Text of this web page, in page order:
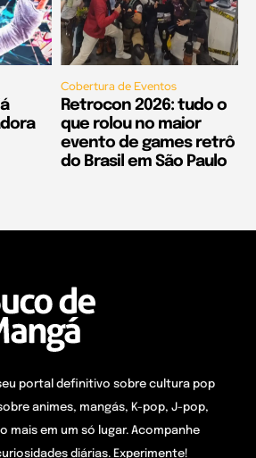
Cobertura de Eventos
Retrocon 2026: tudo o
que rolou no maior
evento de games retrô
do Brasil em São Paulo
portal definitivo sobre cultura pop
animes, mangás, K-pop, J-pop,
mais em um só lugar. Acompanhe
diárias. Experimente!